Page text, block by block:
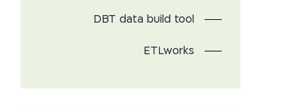
DBT data build tool
ETLworks